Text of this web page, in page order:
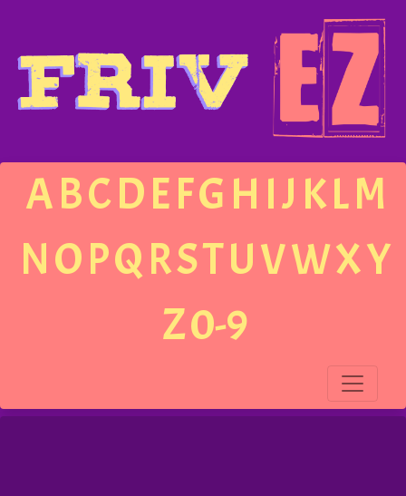
ABCDEFGH IJ KLM
NOPQRSTUVWXY
Z0-9